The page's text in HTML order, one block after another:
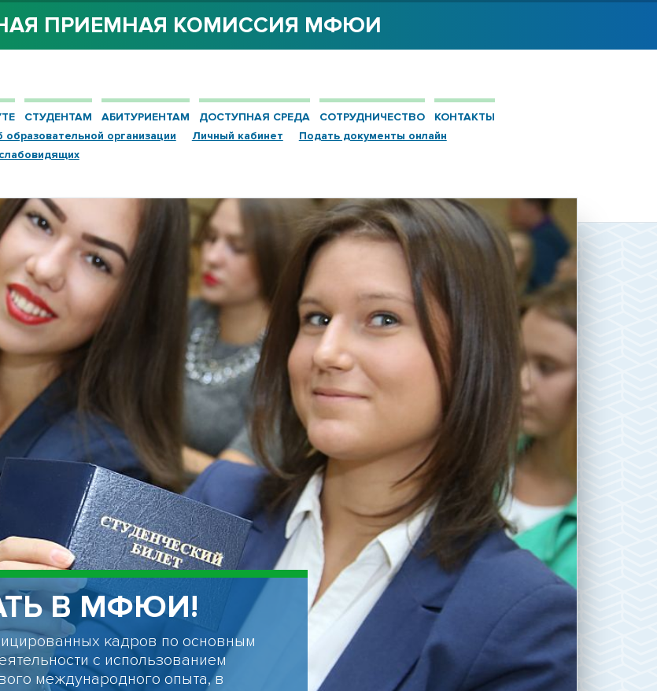
ПРИЕМНАЯ КОМИССИЯ МФЮИ
СТУДЕНТАМ АБИТУРИЕНТАМ ДОСТУПНАЯ СРЕДА СОТРУДНИЧЕСТВО
КОНТАКТЫ
организации
Личный кабинет
Подать документы онлайн
В МФЮИ!
кадров по основным
с использованием
международного опыта, в